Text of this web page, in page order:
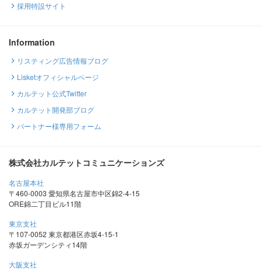
採用特設サイト
Information
リスティング広告情報ブログ
Lisketオフィシャルページ
カルテット公式Twitter
カルテット開発部ブログ
パートナー様専用フォーム
株式会社カルテットコミュニケーションズ
名古屋本社
〒460-0003 愛知県名古屋市中区錦2-4-15
ORE錦二丁目ビル11階
東京支社
〒107-0052 東京都港区赤坂4-15-1
赤坂ガーデンシティ14階
大阪支社